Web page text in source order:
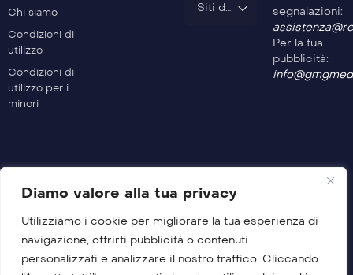
Diamo valore alla tua privacy
Utilizziamo i cookie per migliorare la tua esperienza di
navigazione, offrirti pubblicità o contenuti
personalizzati e analizzare il nostro traffico. Cliccando
Safe Drive – 234^ Puntata
Safe Drive – 233^ Puntata
Chi siamo
Condizioni di
utilizzo
Condizioni di
utilizzo per i
minori
Siti del Gruppo
segnalazioni:
Per la tua
pubblicità:
© 2026 GMG Media Company Di Mossutti Gianluca
Sede legale: Corso Umberto Maddalena 25 – Cap 83030 –
Venticano (AV)